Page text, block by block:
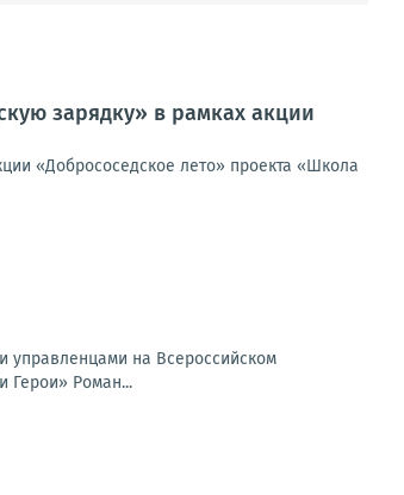
зарядку» в рамках акции
«Добрососедское лето» проекта «Школа
управленцами на Всероссийском
Герои» Роман...